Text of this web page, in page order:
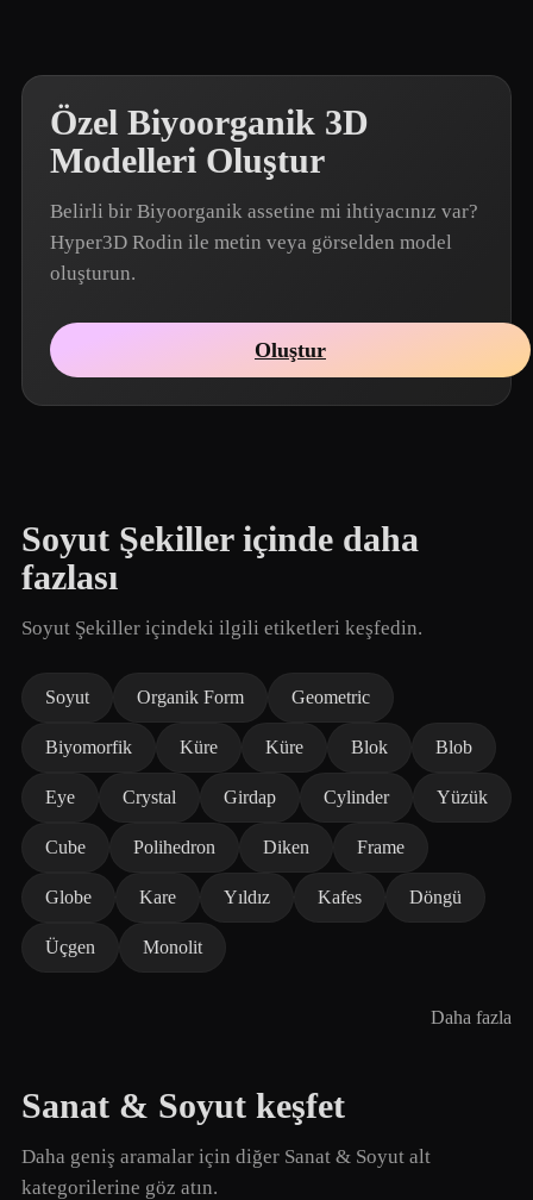
Özel Biyoorganik 3D
Modelleri Oluştur
Belirli bir Biyoorganik assetine mi ihtiyacınız var?
Hyper3D Rodin ile metin veya görselden model
oluşturun.
Oluştur
Soyut Şekiller içinde daha
fazlası
Soyut Şekiller içindeki ilgili etiketleri keşfedin.
Soyut Organik Form Geometric
Biyomorfik Küre Küre Blok Blob
Eye Crystal Girdap Cylinder Yüzük
Cube Polihedron Diken Frame
Globe Kare Yıldız Kafes Döngü
Üçgen Monolit
Daha fazla
Sanat & Soyut keşfet
Daha geniş aramalar için diğer Sanat & Soyut alt
kategorilerine göz atın.